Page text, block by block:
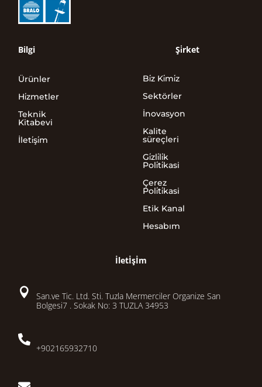
Bilgi
Ürünler
Hi̇zmetler
Teknik
Kitabevi
İleti̇şi̇m
Şi̇rket
Bi̇z Ki̇mi̇z
Sektörler
İnovasyon
Kalite
süreçleri
Gi̇zli̇li̇k
Poli̇ti̇kasi
Çerez
Poli̇ti̇kasi
Etik Kanal
Hesabım
İletİşİm

San.ve Tic. Ltd. Sti. Tuzla Mermerciler Organize San
Bolgesi7 . Sokak No: 3 TUZLA 34953

+902165932710